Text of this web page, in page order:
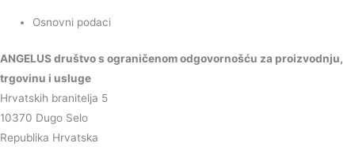
Osnovni podaci
ANGELUS društvo s ograničenom odgovornošću za proizvodnju,
trgovinu i usluge
Hrvatskih branitelja 5
10370 Dugo Selo
Republika Hrvatska